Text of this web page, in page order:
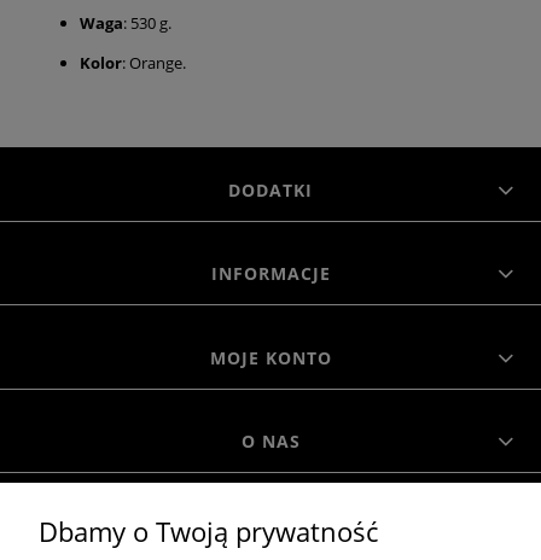
Waga: 530 g.
Kolor: Orange.
DODATKI
INFORMACJE
MOJE KONTO
O NAS
MOROWO
Dbamy o Twoją prywatność